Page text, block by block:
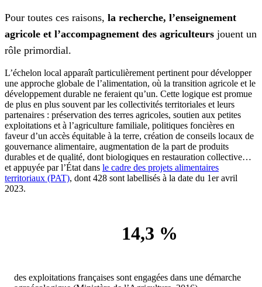
Pour toutes ces raisons, la recherche, l’enseignement
agricole et l’accompagnement des agriculteurs jouent un
rôle primordial.
L’échelon local apparaît particulièrement pertinent pour développer
une approche globale de l’alimentation, où la transition agricole et le
développement durable ne feraient qu’un. Cette logique est promue
de plus en plus souvent par les collectivités territoriales et leurs
partenaires : préservation des terres agricoles, soutien aux petites
exploitations et à l’agriculture familiale, politiques foncières en
faveur d’un accès équitable à la terre, création de conseils locaux de
gouvernance alimentaire, augmentation de la part de produits
durables et de qualité, dont biologiques en restauration collective…
et appuyée par l’État dans le cadre des projets alimentaires
territoriaux (PAT), dont 428 sont labellisés à la date du 1er avril
2023.
14,3 %
des exploitations françaises sont engagées dans une démarche